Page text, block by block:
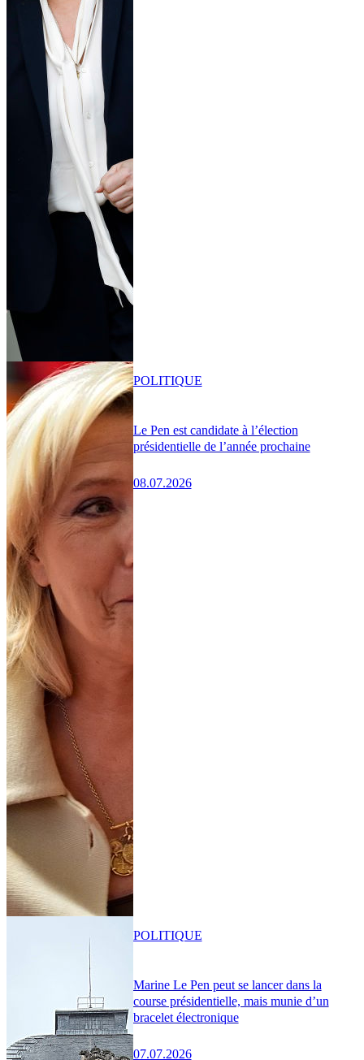
Le Pen est candidate à l’élection
présidentielle de l’année prochaine
08.07.2026
POLITIQUE
Marine Le Pen peut se lancer dans la
course présidentielle, mais munie d’un
bracelet électronique
07.07.2026
POLITIQUE